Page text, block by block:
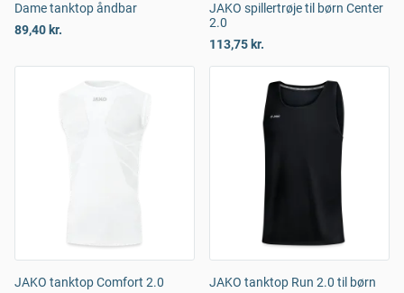
Dame tanktop åndbar
89,40 kr.
JAKO spillertrøje til børn Center
2.0
113,75 kr.
JAKO tanktop Comfort 2.0
JAKO tanktop Run 2.0 til børn